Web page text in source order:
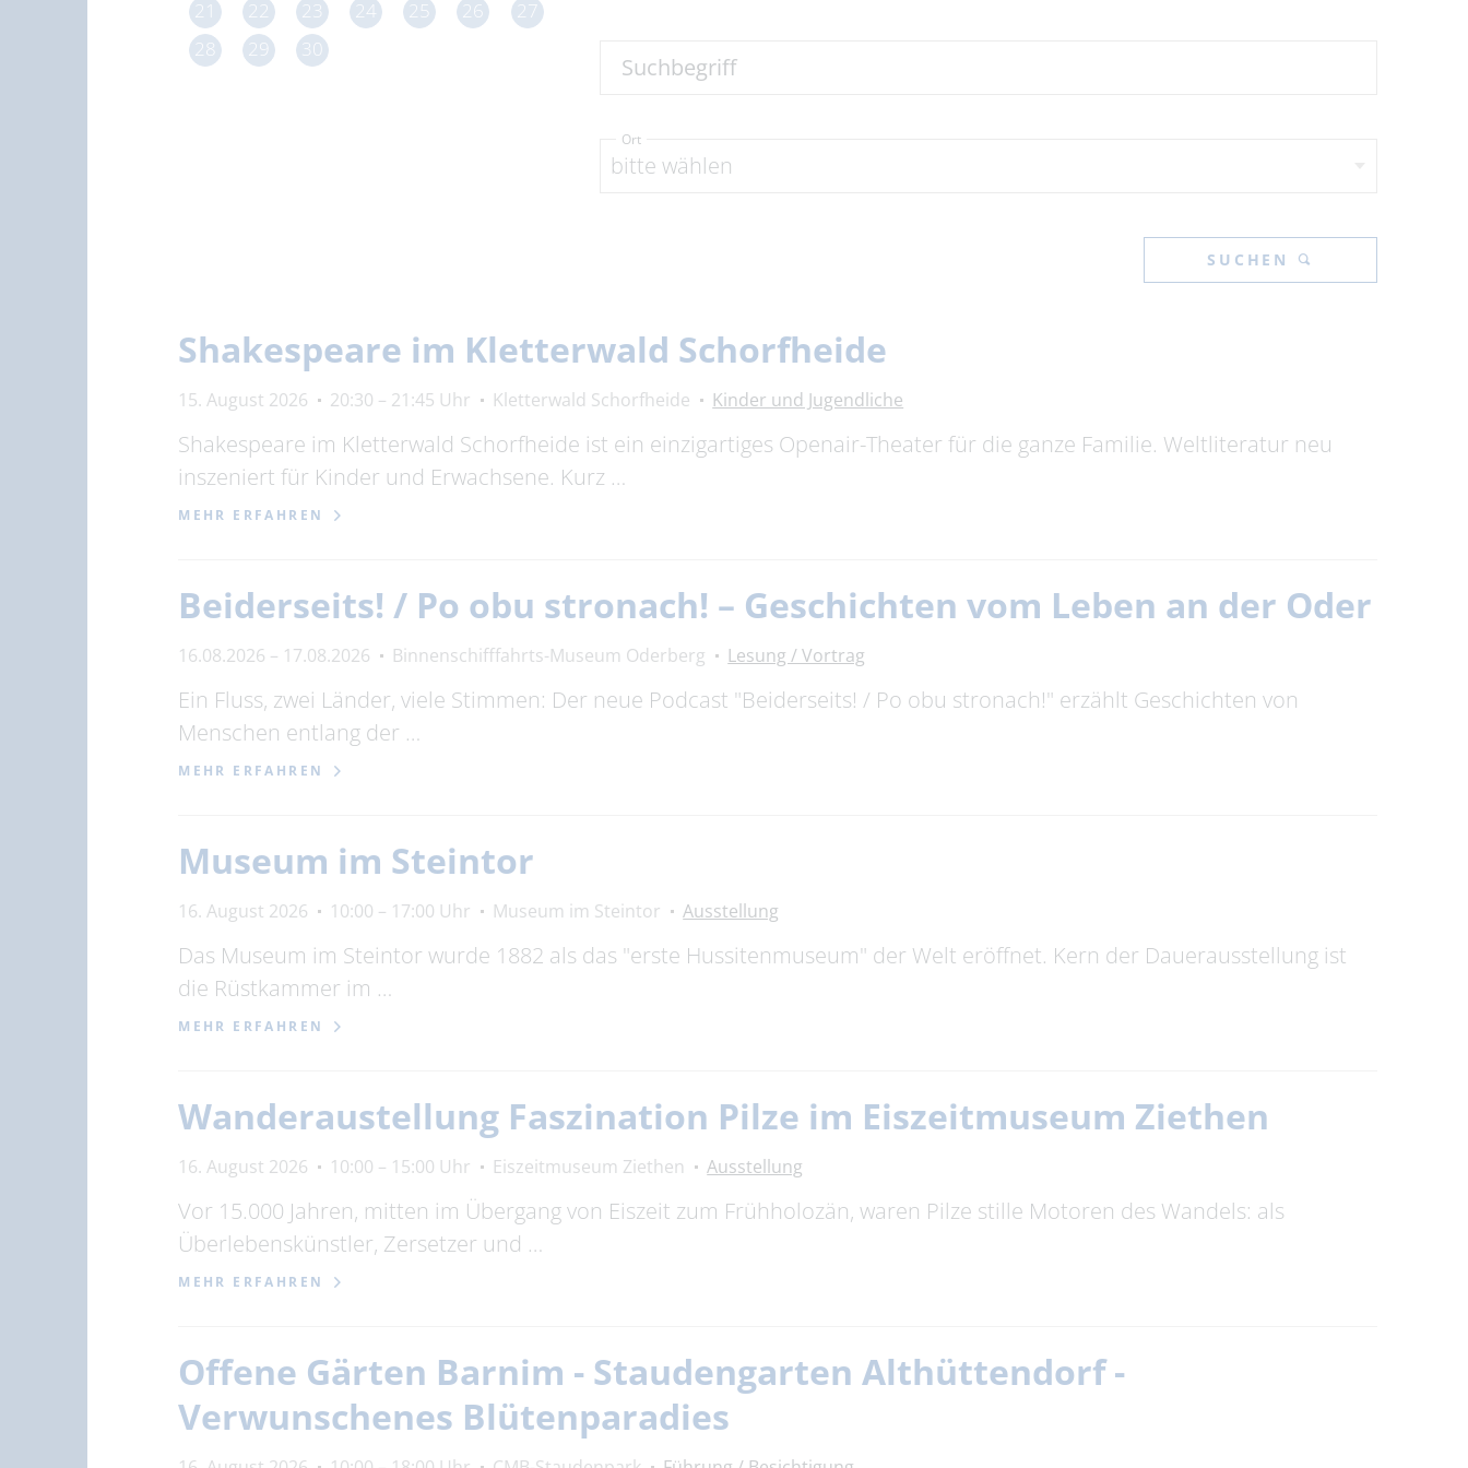
21 22 23 24 25 26
27
28
29 30
Suchbegriff
bitte wählen
Ort
SUCHEN
Shakespeare im Kletterwald Schorfheide
15. August 2026 20:30 – 21:45 Uhr Kletterwald Schorfheide Kinder und Jugendliche
Shakespeare im Kletterwald Schorfheide ist ein einzigartiges Openair-Theater für die ganze Familie. Weltliteratur neu
inszeniert für Kinder und Erwachsene. Kurz …
MEHR ERFAHREN
Beiderseits! / Po obu stronach! – Geschichten vom Leben an der Oder
16.08.2026 – 17.08.2026 Binnenschifffahrts-Museum Oderberg Lesung / Vortrag
Ein Fluss, zwei Länder, viele Stimmen: Der neue Podcast "Beiderseits! / Po obu stronach!" erzählt Geschichten von
Menschen entlang der …
MEHR ERFAHREN
Museum im Steintor
16. August 2026 10:00 – 17:00 Uhr Museum im Steintor Ausstellung
Das Museum im Steintor wurde 1882 als das "erste Hussitenmuseum" der Welt eröffnet. Kern der Dauerausstellung ist
die Rüstkammer im …
MEHR ERFAHREN
Wanderaustellung Faszination Pilze im Eiszeitmuseum Ziethen
16. August 2026 10:00 – 15:00 Uhr Eiszeitmuseum Ziethen Ausstellung
Vor 15.000 Jahren, mitten im Übergang von Eiszeit zum Frühholozän, waren Pilze stille Motoren des Wandels: als
Überlebenskünstler, Zersetzer und …
MEHR ERFAHREN
Offene Gärten Barnim - Staudengarten Althüttendorf -
Verwunschenes Blütenparadies